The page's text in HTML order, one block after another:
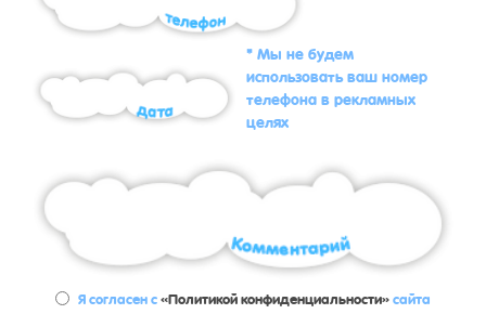
* Мы не будем
использовать ваш номер
телефона в рекламных
целях
Я согласен с«Политикой конфиденциальности»сайта